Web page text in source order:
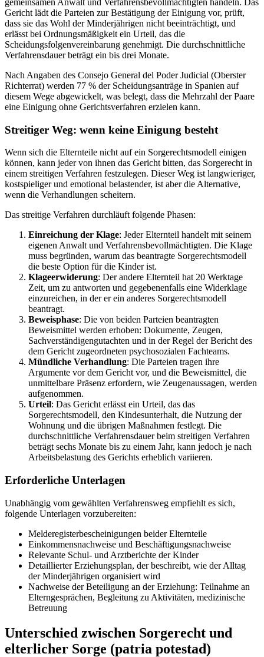
gemeinsamen Anwalt und Verfahrensbevollmächtigten handeln. Das
Gericht lädt die Parteien zur Bestätigung der Einigung vor, prüft,
dass sie das Wohl der Minderjährigen nicht beeinträchtigt, und
erlässt bei Ordnungsmäßigkeit ein Urteil, das die
Scheidungsfolgenvereinbarung genehmigt. Die durchschnittliche
Verfahrensdauer beträgt ein bis drei Monate.
Nach Angaben des Consejo General del Poder Judicial (Oberster
Richterrat) werden 77 % der Scheidungsanträge in Spanien auf
diesem Wege abgewickelt, was belegt, dass die Mehrzahl der Paare
eine Einigung ohne Gerichtsverfahren erzielen kann.
Streitiger Weg: wenn keine Einigung besteht
Wenn sich die Elternteile nicht auf ein Sorgerechtsmodell einigen
können, kann jeder von ihnen das Gericht bitten, das Sorgerecht in
einem streitigen Verfahren festzulegen. Dieser Weg ist langwieriger,
kostspieliger und emotional belastender, ist aber die Alternative,
wenn die Verhandlungen scheitern.
Das streitige Verfahren durchläuft folgende Phasen:
Einreichung der Klage: Jeder Elternteil handelt mit seinem
eigenen Anwalt und Verfahrensbevollmächtigten. Die Klage
muss begründen, warum das beantragte Sorgerechtsmodell
die beste Option für die Kinder ist.
Klageerwiderung: Der andere Elternteil hat 20 Werktage
Zeit, um zu antworten und gegebenenfalls eine Widerklage
einzureichen, in der er ein anderes Sorgerechtsmodell
beantragt.
Beweisphase: Die von beiden Parteien beantragten
Beweismittel werden erhoben: Dokumente, Zeugen,
Sachverständigengutachten und in der Regel der Bericht des
dem Gericht zugeordneten psychosozialen Fachteams.
Mündliche Verhandlung: Die Parteien tragen ihre
Argumente vor dem Gericht vor, und die Beweismittel, die
unmittelbare Präsenz erfordern, wie Zeugenaussagen, werden
aufgenommen.
Urteil: Das Gericht erlässt ein Urteil, das das
Sorgerechtsmodell, den Kindesunterhalt, die Nutzung der
Wohnung und die übrigen Maßnahmen festlegt. Die
durchschnittliche Verfahrensdauer beim streitigen Verfahren
beträgt sechs Monate bis zu einem Jahr, kann jedoch je nach
Arbeitsbelastung des Gerichts erheblich variieren.
Erforderliche Unterlagen
Unabhängig vom gewählten Verfahrensweg empfiehlt es sich,
folgende Unterlagen vorzubereiten:
Melderegisterbescheinigungen beider Elternteile
Einkommensnachweise und Beschäftigungsnachweise
Relevante Schul- und Arztberichte der Kinder
Detaillierter Erziehungsplan, der beschreibt, wie der Alltag
der Minderjährigen organisiert wird
Nachweise der Beteiligung an der Erziehung: Teilnahme an
Elterngesprächen, Begleitung zu Aktivitäten, medizinische
Betreuung
Unterschied zwischen Sorgerecht und
elterlicher Sorge (patria potestad)